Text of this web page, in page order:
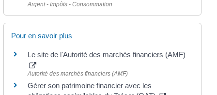
Argent - Impôts - Consommation
Pour en savoir plus
Le site de l'Autorité des marchés financiers (AMF)
Autorité des marchés financiers (AMF)
Gérer son patrimoine financier avec les